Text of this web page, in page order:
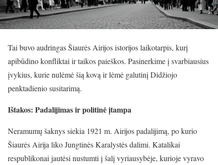
Tai buvo audringas Šiaurės Airijos istorijos laikotarpis, kurį
apibūdino konfliktai ir taikos paieškos. Pasinerkime į svarbiausius
įvykius, kurie nulėmė šią kovą ir lėmė galutinį Didžiojo
penktadienio susitarimą.
Ištakos: Padalijimas ir politinė įtampa
Neramumų šaknys siekia 1921 m. Airijos padalijimą, po kurio
Šiaurės Airija liko Jungtinės Karalystės dalimi. Katalikai
respublikonai jautėsi nustumti į šalį vyriausybėje, kurioje vyravo